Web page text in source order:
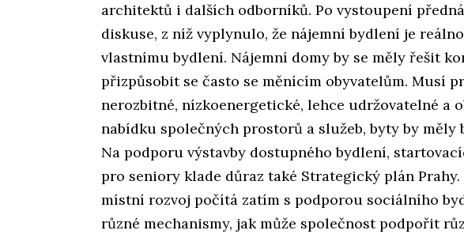
architektů i dalších odborníků. Po vystoupení
diskuse, z níž vyplynulo, že nájemní bydlení je
vlastnímu bydlení. Nájemní domy by se měly řešit
přizpůsobit se často se měnícím obyvatelům. Musí
nerozbitné, nízkoenergetické, lehce udržovatelné a
nabídku společných prostorů a služeb, byty by měly
Na podporu výstavby dostupného bydlení,
pro seniory klade důraz také Strategický plán
místní rozvoj počítá zatím s podporou sociálního
různé mechanismy, jak může společnost podpořit